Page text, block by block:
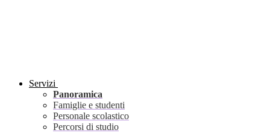
Servizi
Panoramica
Famiglie e studenti
Personale scolastico
Percorsi di studio